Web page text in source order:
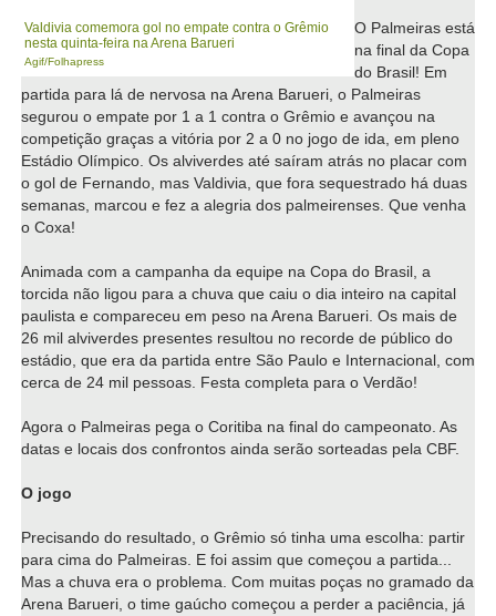
Valdivia comemora gol no empate contra o Grêmio
nesta quinta-feira na Arena Barueri
Agif/Folhapress
O Palmeiras está
na final da Copa
do Brasil! Em
partida para lá de nervosa na Arena Barueri, o Palmeiras
segurou o empate por 1 a 1 contra o Grêmio e avançou na
competição graças a vitória por 2 a 0 no jogo de ida, em pleno
Estádio Olímpico. Os alviverdes até saíram atrás no placar com
o gol de Fernando, mas Valdivia, que fora sequestrado há duas
semanas, marcou e fez a alegria dos palmeirenses. Que venha
o Coxa!
Animada com a campanha da equipe na Copa do Brasil, a
torcida não ligou para a chuva que caiu o dia inteiro na capital
paulista e compareceu em peso na Arena Barueri. Os mais de
26 mil alviverdes presentes resultou no recorde de público do
estádio, que era da partida entre São Paulo e Internacional, com
cerca de 24 mil pessoas. Festa completa para o Verdão!
Agora o Palmeiras pega o Coritiba na final do campeonato. As
datas e locais dos confrontos ainda serão sorteadas pela CBF.
O jogo
Precisando do resultado, o Grêmio só tinha uma escolha: partir
para cima do Palmeiras. E foi assim que começou a partida...
Mas a chuva era o problema. Com muitas poças no gramado da
Arena Barueri, o time gaúcho começou a perder a paciência, já